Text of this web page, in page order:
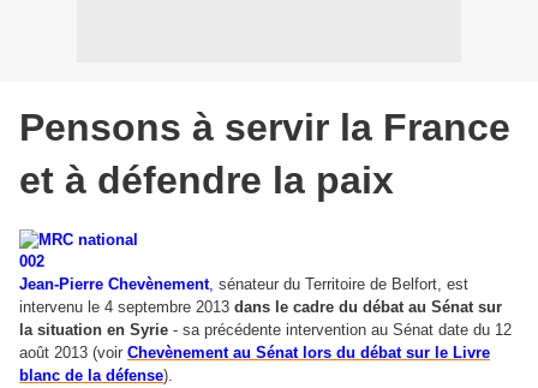
Pensons à servir la France
et à défendre la paix
Jean-Pierre Chevènement, sénateur du Territoire de Belfort, est
intervenu le 4 septembre 2013 dans le cadre du débat au Sénat sur
la situation en Syrie - sa précédente intervention au Sénat date du 12
août 2013 (voir Chevènement au Sénat lors du débat sur le Livre
blanc de la défense).